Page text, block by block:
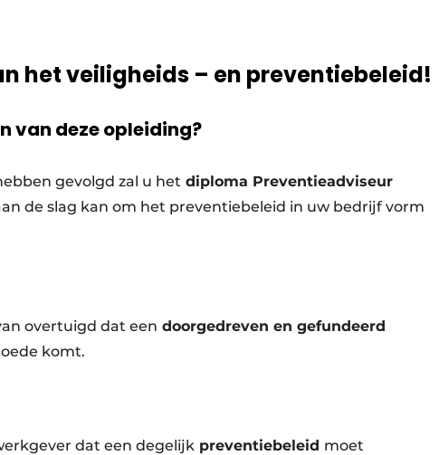
het veiligheids – en preventiebeleid!
van deze opleiding?
gevolgd zal u het diploma Preventieadviseur
de slag kan om het preventiebeleid in uw bedrijf vorm
overtuigd dat een doorgedreven en gefundeerd
komt.
dat een degelijk preventiebeleid moet